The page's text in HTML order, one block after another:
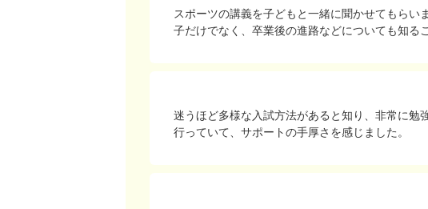
スポーツの講義を子どもと一緒に聞かせてもらい
子だけでなく、卒業後の進路などについても知る
迷うほど多様な入試方法があると知り、非常に勉
行っていて、サポートの手厚さを感じました。